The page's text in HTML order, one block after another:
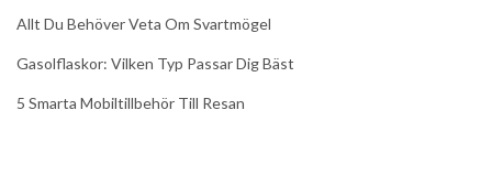
Allt Du Behöver Veta Om Svartmögel
Gasolflaskor: Vilken Typ Passar Dig Bäst
5 Smarta Mobiltillbehör Till Resan